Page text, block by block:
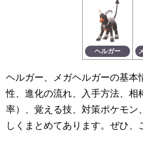
ヘルガー
ヘルガー、メガヘルガーの基本
性、進化の流れ、入手方法、相
率）、覚える技、対策ポケモン
しくまとめてあります。ぜひ、